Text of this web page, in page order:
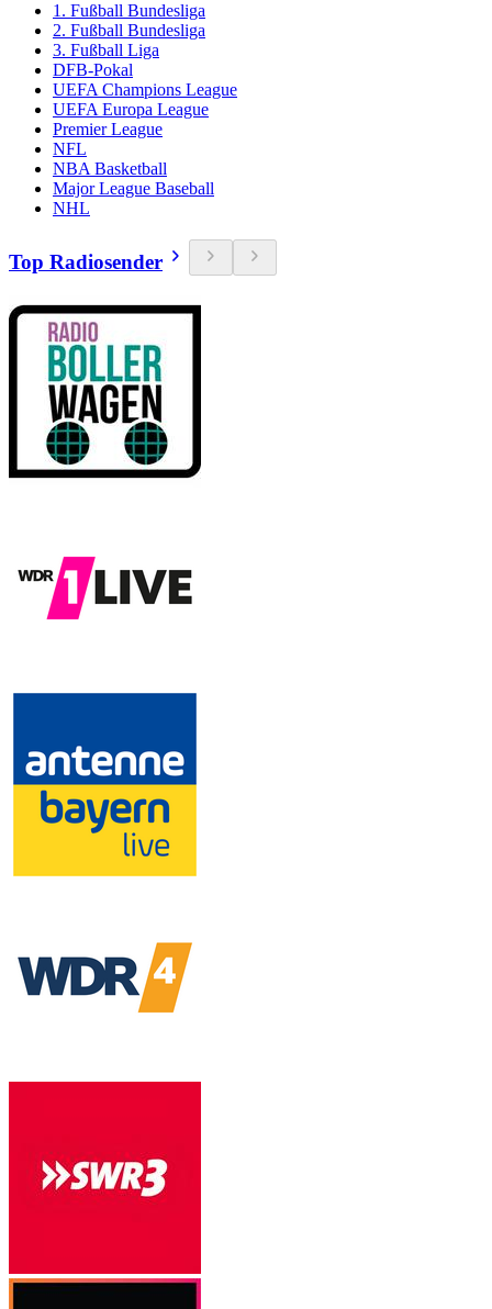
1. Fußball Bundesliga
2. Fußball Bundesliga
3. Fußball Liga
DFB-Pokal
UEFA Champions League
UEFA Europa League
Premier League
NFL
NBA Basketball
Major League Baseball
NHL
Top Radiosender